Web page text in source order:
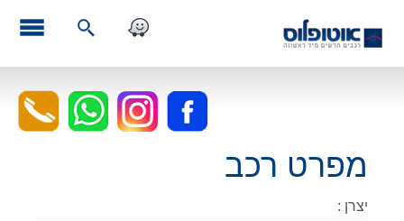
מפרט רכב
יצרן :